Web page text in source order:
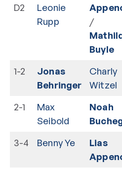
D2
Leonie
Rupp
/
Buyle
1-2
Jonas
Behringer
Charly
Witzel
2-1
Max
Seibold
Noah
3-4 Benny Ye
Lias